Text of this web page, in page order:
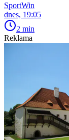
SportWin
dnes, 19:05
2 min
Reklama